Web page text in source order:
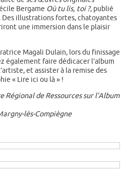
Bergame Où tu lis, toi ?, publié
Des illustrations fortes, chatoyantes
une immersion dans le plaisir
Magali Dulain, lors du finissage
également faire dédicacer l’album
et assister à la remise des
« Lire ici ou là » !
de Ressources sur l’Album
lès-Compiègne